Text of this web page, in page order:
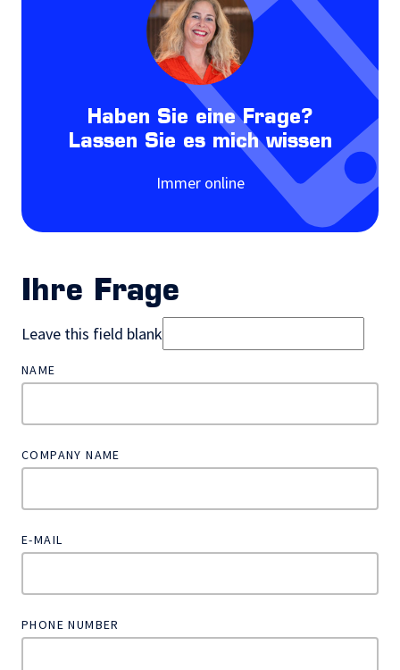
Haben Sie eine Frage?
Lassen Sie es mich wissen
Immer online
Ihre Frage
Leave this field blank
NAME
COMPANY NAME
E-MAIL
PHONE NUMBER